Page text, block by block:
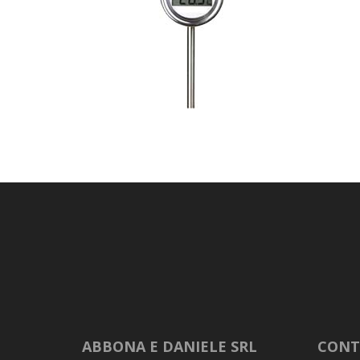
ABBONA E DANIELE SRL